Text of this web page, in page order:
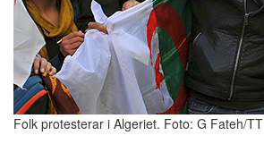
Folk protesterar i Algeriet. Foto: G Fateh/TT